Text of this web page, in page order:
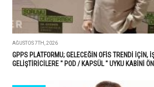
AĞUSTOS 7TH, 2026
GPPS PLATFORMU; GELECEĞİN OFİS TRENDİ İÇİN,
GELİŞTİRİCİLERE " POD / KAPSÜL " UYKU KABİNİ